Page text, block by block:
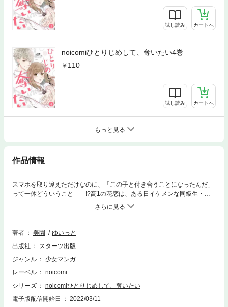
試し読み カートへ
noicomiひとりじめして、奪いたい4巻
110
試し読み カートへ
もっと見る
作品情報
スマホを取り違えただけなのに、「この子と付き合うことになったんだ」
って一体どういうこと――!?高1の花恋は、ある日イケメンな同級生・翔
とスマホを取り違えてしまう。好きな人へのメッセージを見られたくない
花恋は、なんとかして取り戻そうと奮闘！ だけど、なぜか翔の別れ話に
巻き込まれ、新生活は思わぬ方向に…？さりげない優しさで助けてくれる
ツンデレ男子にやられっぱなしの超キュン・リアルラブ！(この作品は電子
い)
著者 美園
ゆいっと
出版社
スターツ出版
ジャンル
少女マンガ
レーベル
noicomi
シリーズ
noicomiひとりじめして、奪いたい
電子版配信開始日
2022/03/11